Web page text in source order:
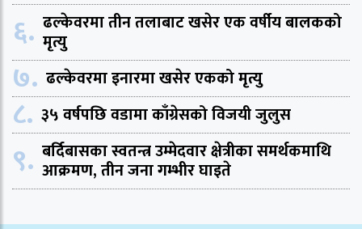
६. ढल्केवरमा तीन तलाबाट खसेर एक वर्षीय बालकको
मृत्यु
७. ढल्केवरमा इनारमा खसेर एकको मृत्यु
८. ३५ वर्षपछि वडामा काँग्रेसको विजयी जुलुस
९. बर्दिबासका स्वतन्त्र उम्मेदवार क्षेत्रीका समर्थकमाथि
आक्रमण, तीन जना गम्भीर घाइते